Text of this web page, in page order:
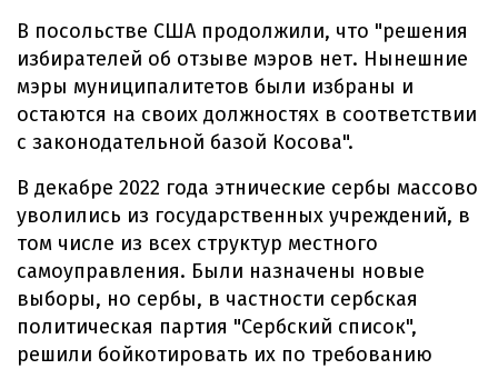
В посольстве США продолжили, что "решения
избирателей об отзыве мэров нет. Нынешние
мэры муниципалитетов были избраны и
остаются на своих должностях в соответствии
с законодательной базой Косова".
В декабре 2022 года этнические сербы массово
уволились из государственных учреждений, в
том числе из всех структур местного
самоуправления. Были назначены новые
выборы, но сербы, в частности сербская
политическая партия "Сербский список",
решили бойкотировать их по требованию